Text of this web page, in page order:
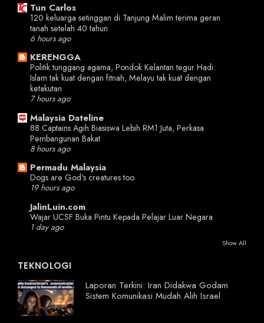
Tun Carlos
120 keluarga setinggan di Tanjung Malim terima geran
tanah setelah 40 tahun
6 hours ago
KERENGGA
Politik tunggang agama, Pondok Kelantan tegur Hadi:
Islam tak kuat dengan fitnah, Melayu tak kuat dengan
ketakutan
7 hours ago
Malaysia Dateline
88 Captains Agih Biasiswa Lebih RM1 Juta, Perkasa
Pembangunan Bakat
8 hours ago
Permadu Malaysia
Dogs are God's creatures too
19 hours ago
JalinLuin.com
Wajar UCSF Buka Pintu Kepada Pelajar Luar Negara
1 day ago
Show All
TEKNOLOGI
Laporan Terkini: Iran Didakwa Godam
Sistem Komunikasi Mudah Alih Israel